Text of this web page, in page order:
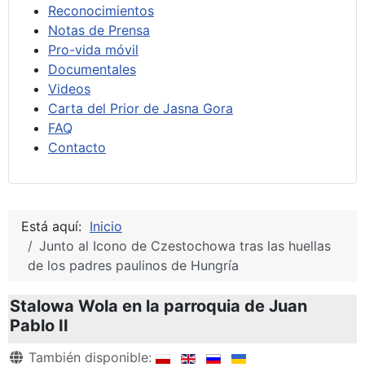
Reconocimientos
Notas de Prensa
Pro-vida móvil
Documentales
Videos
Carta del Prior de Jasna Gora
FAQ
Contacto
Está aquí: Inicio
Junto al Icono de Czestochowa tras las huellas
de los padres paulinos de Hungría
Stalowa Wola en la parroquia de Juan
Pablo II
Detalles
También disponible: